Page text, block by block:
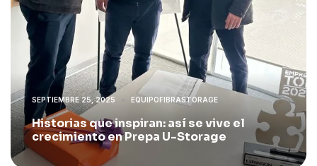
SEPTIEMBRE 25, 2025 EQUIPOFIBRASTORAGE
Historias que inspiran: así se vive el
crecimiento en Prepa U-Storage